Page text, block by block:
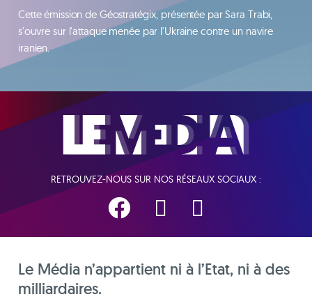
Cette émission de Géostratégix, présentée par Sara Trabi,
s'ouvre sur l'attaque menée par l'Ukraine contre un navire
iranien.
RETROUVEZ-NOUS SUR NOS RÉSEAUX SOCIAUX :
Le Média n’appartient ni à l’Etat, ni à des
milliardaires.